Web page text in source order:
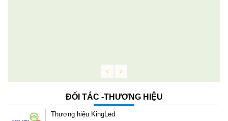
ĐỐI TÁC -THƯƠNG HIỆU
Thương hiệu KingLed